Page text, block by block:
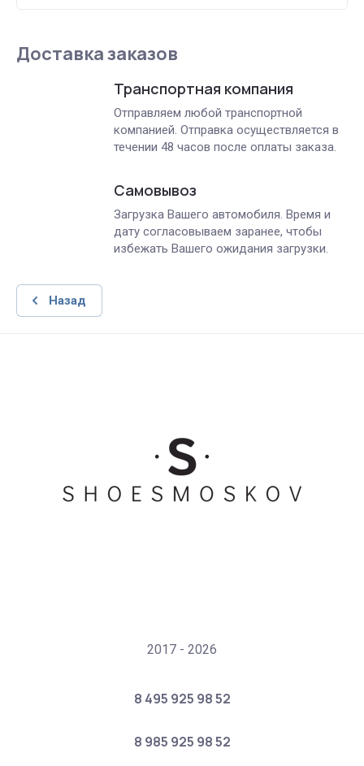
Доставка заказов
Транспортная компания
Отправляем любой транспортной
компанией. Отправка осуществляется в
течении 48 часов после оплаты заказа.
Самовывоз
Загрузка Вашего автомобиля. Время и
дату согласовываем заранее, чтобы
избежать Вашего ожидания загрузки.
Назад
2017 - 2026
8 495 925 98 52
8 985 925 98 52